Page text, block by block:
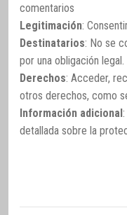
comentarios
Legitimación:
Destinatarios: No se
por una obligación legal.
Derechos: Acceder,
otros derechos, como
Información adicional
detallada sobre la